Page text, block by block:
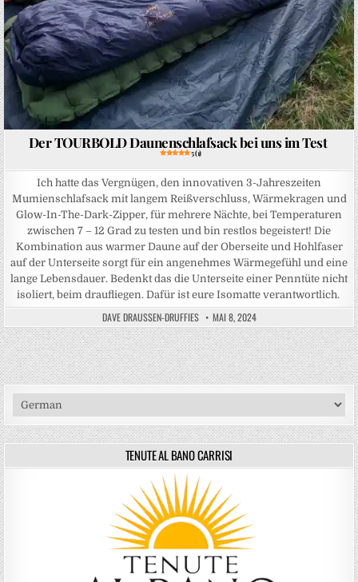
Der TOURBOLD Daunenschlafsack bei uns im Test
5 (1)
Ich hatte das Vergnügen, den innovativen 3-Jahreszeiten
Mumienschlafsack mit langem Reißverschluss, Wärmekragen und
Glow-In-The-Dark-Zipper, für mehrere Nächte, bei Temperaturen
zwischen 7 – 12 Grad zu testen und bin restlos begeistert! Die
Kombination aus warmer Daune auf der Oberseite und Hohlfaser
auf der Unterseite sorgt für ein angenehmes Wärmegefühl und eine
lange Lebensdauer. Bedenkt das die Unterseite einer Penntüte nicht
isoliert, beim draufliegen. Dafür ist eure Isomatte verantwortlich.
DAVE DRAUSSEN-DRUFFIES MAI 8, 2024
TENUTE AL BANO CARRISI